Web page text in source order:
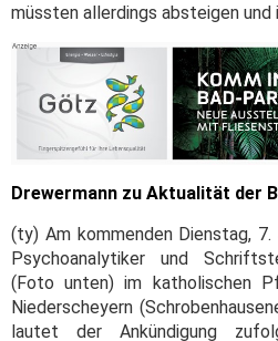
müssten allerdings absteigen und
Drewermann zu Aktualität der
(ty) Am kommenden Dienstag,
Psychoanalytiker und
(Foto unten) im katholischen
Niederscheyern
lautet der Ankündigung